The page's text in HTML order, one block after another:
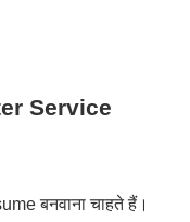
Service
बनवाना चाहते हैं।